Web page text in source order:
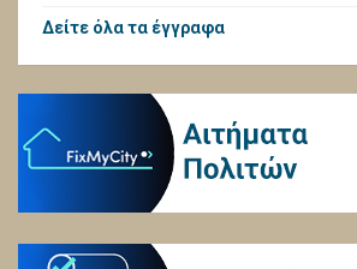
Δείτε όλα τα έγγραφα